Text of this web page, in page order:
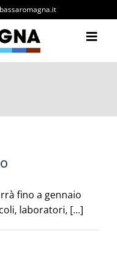
fino a gennaio
laboratori, [...]